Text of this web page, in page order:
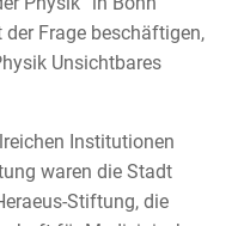
Frage beschäftigen,
Unsichtbares
Institutionen
waren die Stadt
Stiftung, die